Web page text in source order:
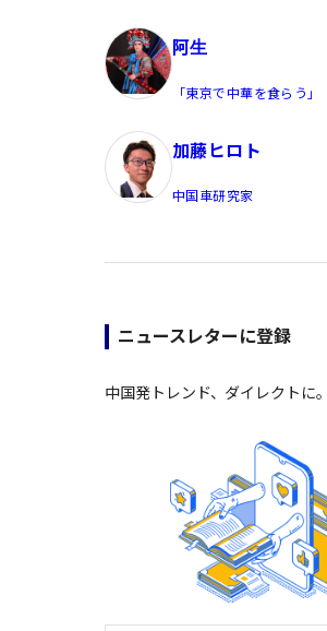
阿生
「東京で中華を食らう」
加藤ヒロト
中国車研究家
ニュースレターに登録
中国発トレンド、ダイレクトに。